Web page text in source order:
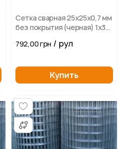
Сетка сварная 25х25х0,7 мм
без покрытия (черная) 1х30
792,00 грн / рул
Купить